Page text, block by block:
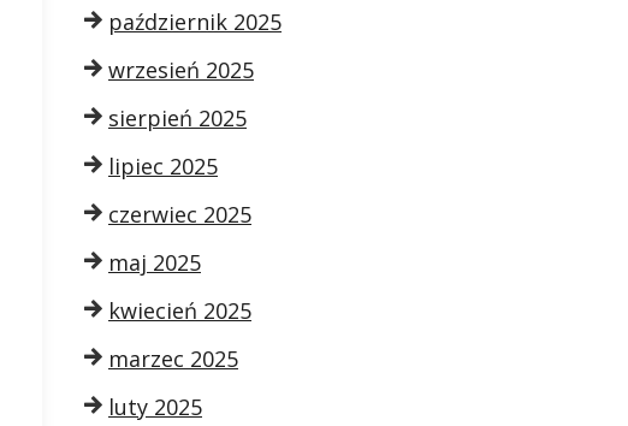
październik 2025
wrzesień 2025
sierpień 2025
lipiec 2025
czerwiec 2025
maj 2025
kwiecień 2025
marzec 2025
luty 2025